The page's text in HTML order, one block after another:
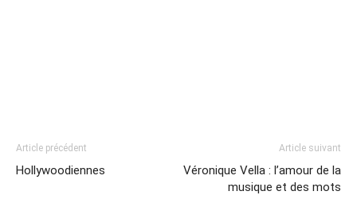
Article précédent
Hollywoodiennes
Article suivant
Véronique Vella : l’amour de la
musique et des mots